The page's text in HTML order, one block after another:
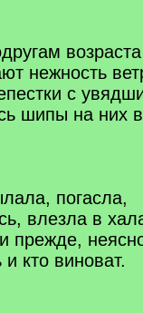
нежность
с
шипы на них
погасла,
влезла в
прежде,
и кто виноват.